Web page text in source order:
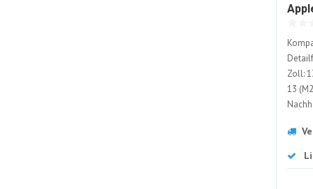
Zoll:
13